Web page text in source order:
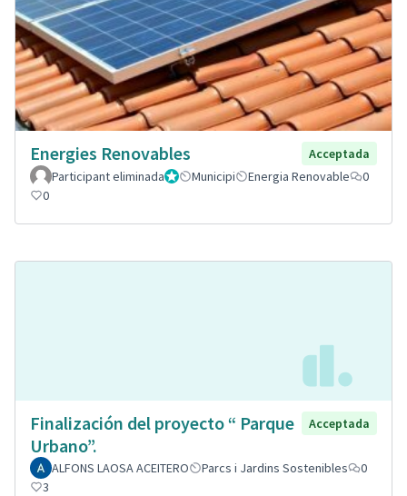
Energies Renovables
Acceptada
Participant eliminadaAdministrador
Municipi Energia Renovable
0
0
Finalización del proyecto “ Parque
Urbano”.
Acceptada
ALFONS LAOSA ACEITERO Parcs i Jardins Sostenibles
0
3